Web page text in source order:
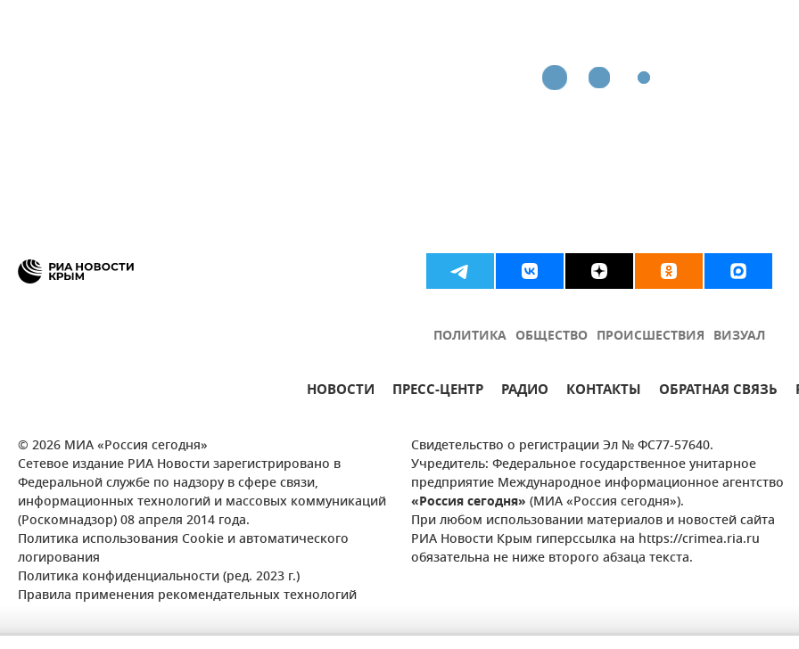
ПОЛИТИКА ОБЩЕСТВО ПРОИСШЕСТВИЯ ВИЗУАЛ
НОВОСТИ ПРЕСС-ЦЕНТР РАДИО КОНТАКТЫ ОБРАТНАЯ СВЯЗЬ
© 2026 МИА «Россия сегодня»
Сетевое издание РИА Новости зарегистрировано в
Федеральной службе по надзору в сфере связи,
информационных технологий и массовых коммуникаций
(Роскомнадзор) 08 апреля 2014 года.
Политика использования Cookie и автоматического
логирования
Политика конфиденциальности (ред. 2023 г.)
Правила применения рекомендательных технологий
Свидетельство о регистрации Эл № ФС77-57640.
Учредитель: Федеральное государственное унитарное
предприятие Международное информационное агентство
«Россия сегодня» (МИА «Россия сегодня»).
При любом использовании материалов и новостей сайта
РИА Новости Крым гиперссылка на https://crimea.ria.ru
обязательна не ниже второго абзаца текста.